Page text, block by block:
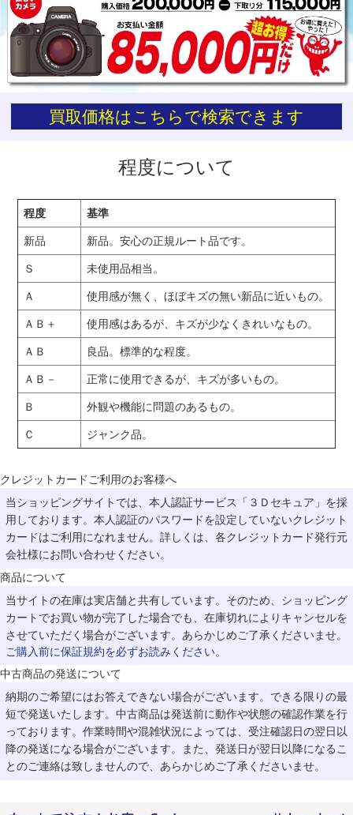
お買い物を続ける カートへ進む
買取価格はこちらで検索できます
程度について
程度
基準
新品
新品。安心の正規ルート品です。
Ｓ
未使用品相当。
Ａ
使用感が無く、ほぼキズの無い新品に近いもの。
ＡＢ＋
使用感はあるが、キズが少なくきれいなもの。
ＡＢ
良品。標準的な程度。
ＡＢ－
正常に使用できるが、キズが多いもの。
Ｂ
外観や機能に問題のあるもの。
Ｃ
ジャンク品。
クレジットカードご利用のお客様へ
当ショッピングサイトでは、本人認証サービス「３Ｄセキュア」を採
用しております。本人認証のパスワードを設定していないクレジット
カードはご利用になれません。詳しくは、各クレジットカード発行元
会社様にお問い合わせください。
商品について
当サイトの在庫は実店舗と共有しています。そのため、ショッピング
カートでお買い物が完了した場合でも、在庫切れによりキャンセルを
させていただく場合がございます。あらかじめご了承くださいませ。
ご購入前に保証規約を必ずお読みください。
中古商品の発送について
納期のご希望にはお答えできない場合がございます。できる限りの最
短で発送いたします。中古商品は発送前に動作や状態の確認作業を行
っております。作業時間や混雑状況によっては、受注確認日の翌日以
降の発送になる場合がございます。また、発送日が翌日以降になるこ
とのご連絡は致しませんので、あらかじめご了承くださいませ。